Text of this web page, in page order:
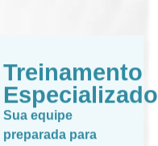
Treinamento
Especializado
Sua equipe
preparada para